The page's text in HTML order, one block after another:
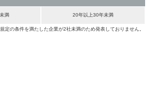
満 20年以上30年未満
定の条件を満たした企業が2社未満のため発表しておりません。